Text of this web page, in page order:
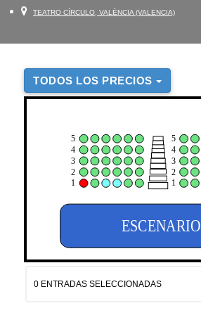
TEATRO CÍRCULO, VALÈNCIA (VALENCIA)
TODOS LOS PRECIOS
5 5
4
4
3
3
2
2
1
1
ESCENARIO
0 ENTRADAS SELECCIONADAS